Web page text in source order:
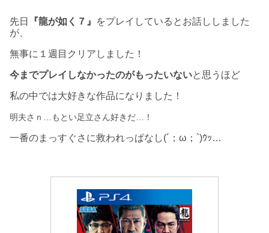
先日 『龍が如く７』
をプレイしているとお話ししました
が、
無事に１週目クリアしました！
今までプレイしなかったのがもったいないと思うほど
私の中では大好きな作品になりました！
明夫さｎ…もとい足立さん好きだ…！
一番のまっすぐさに救われっぱなし(´；ω；`)ｳｯ…